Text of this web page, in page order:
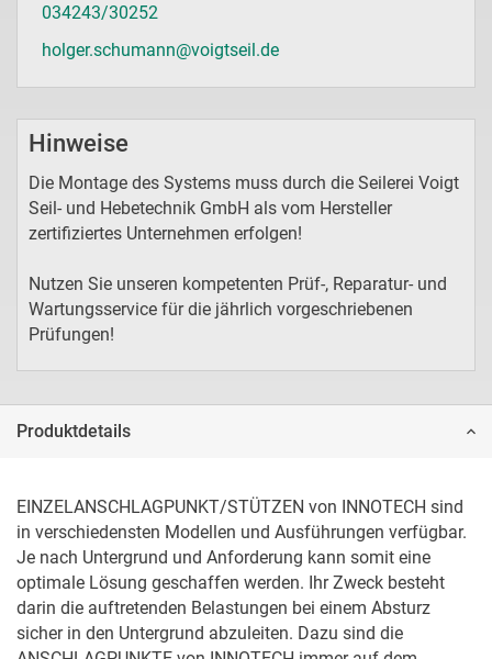
034243/30252
holger.schumann@voigtseil.de
Hinweise
Die Montage des Systems muss durch die Seilerei Voigt
Seil- und Hebetechnik GmbH als vom Hersteller
zertifiziertes Unternehmen erfolgen!
Nutzen Sie unseren kompetenten Prüf-, Reparatur- und
Wartungsservice für die jährlich vorgeschriebenen
Prüfungen!
Produktdetails
EINZELANSCHLAGPUNKT/STÜTZEN von INNOTECH sind
in verschiedensten Modellen und Ausführungen verfügbar.
Je nach Untergrund und Anforderung kann somit eine
optimale Lösung geschaffen werden. Ihr Zweck besteht
darin die auftretenden Belastungen bei einem Absturz
sicher in den Untergrund abzuleiten. Dazu sind die